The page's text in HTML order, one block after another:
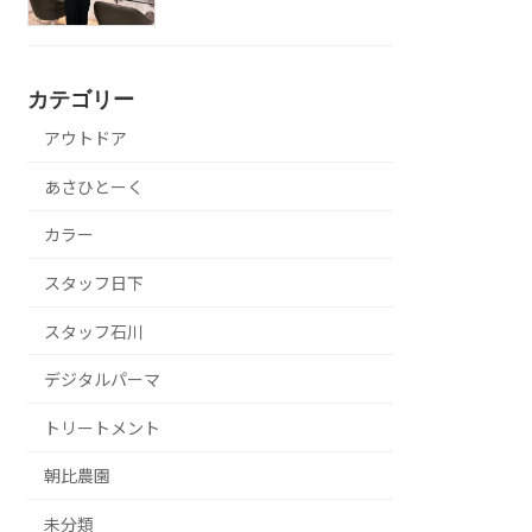
カテゴリー
アウトドア
あさひとーく
カラー
スタッフ日下
スタッフ石川
デジタルパーマ
トリートメント
朝比農園
未分類